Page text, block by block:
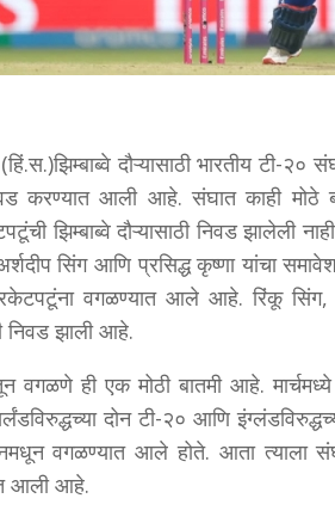
दौऱ्यासाठी भारतीय टी-
करण्यात आली आहे. संघात काही
झिम्बाब्वे दौऱ्यासाठी निवड झालेली
अर्शदीप सिंग आणि प्रसिद्ध कृष्णा यांचा
वगळण्यात आले आहे. रिंकू
निवड झाली आहे.
ही एक मोठी बातमी आहे.
दोन टी-२० आणि
वगळण्यात आले होते. आता त्याला
आली आहे.